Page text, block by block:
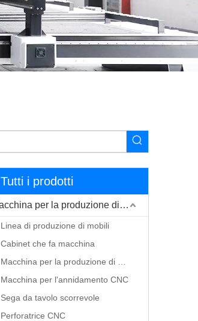
Tutti i prodotti
Macchina per la produzione di mobili
Linea di produzione di mobili
Cabinet che fa macchina
Macchina per l'annidamento CNC
Sega da tavolo scorrevole
Perforatrice CNC